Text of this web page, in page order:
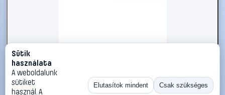
#1785498
Wilh. Schmitt & Comp. 1001012 Egyenes véső
Kirschen Vésők, feszítővasak
Sütik
használata
A weboldalunk
sütiket
használ. A
Elutasítok mindent Csak szükséges